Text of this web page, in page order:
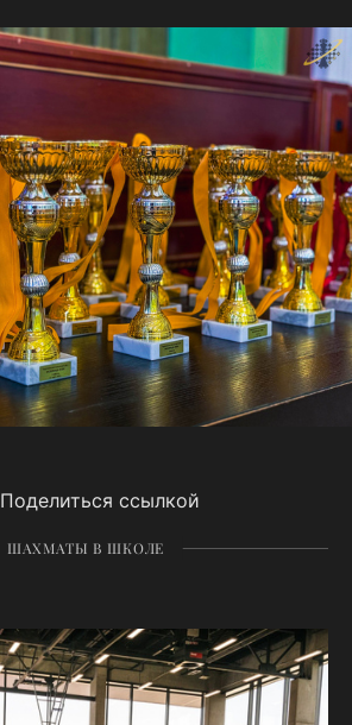
Поделиться ссылкой
ШАХМАТЫ В ШКОЛЕ